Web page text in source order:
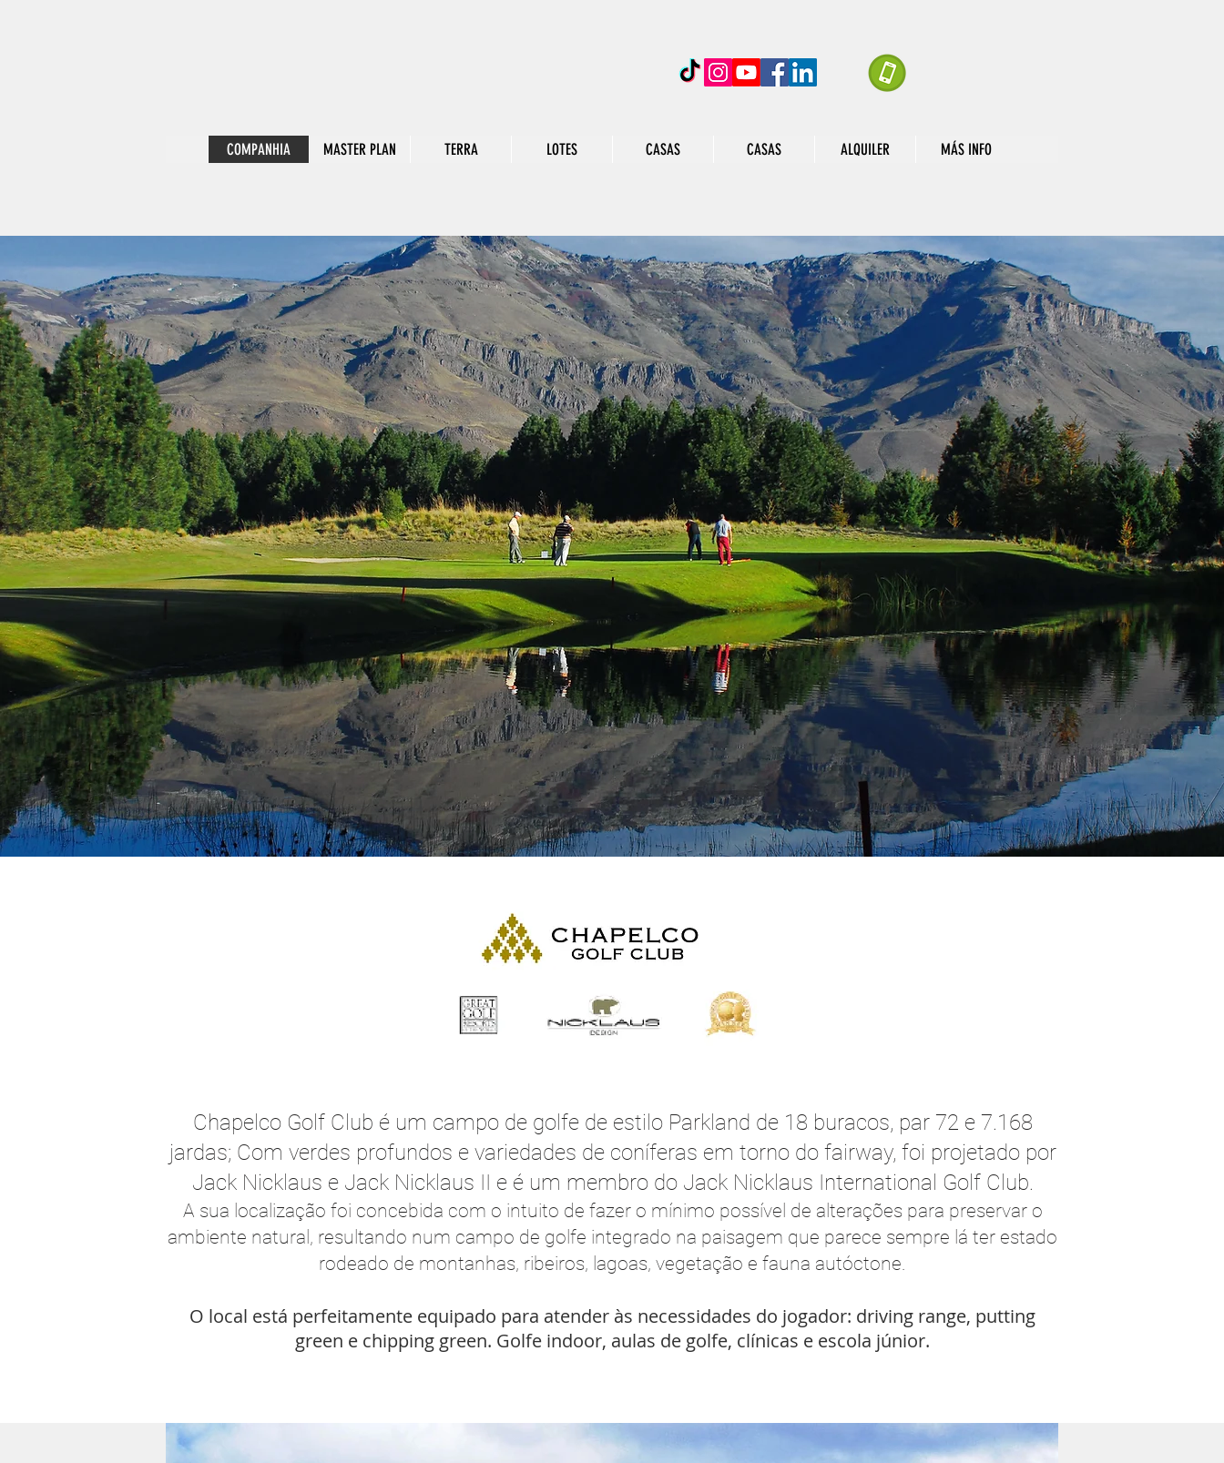
COMPANHIA MASTER PLAN TERRA LOTES CASAS CASAS ALQUILER MÁS INFO
Chapelco Golf Club é um campo de golfe de estilo Parkland de 18 buracos, par 72 e 7.168
jardas; Com verdes profundos e variedades de coníferas em torno do fairway, foi projetado por
Jack Nicklaus e Jack Nicklaus II e é um membro do Jack Nicklaus International Golf Club.
A sua localização foi concebida com o intuito de fazer o mínimo possível de alterações para preservar o
ambiente natural, resultando num campo de golfe integrado na paisagem que parece sempre lá ter estado
rodeado de montanhas, ribeiros, lagoas, vegetação e fauna autóctone.
O local está perfeitamente equipado para atender às necessidades do jogador: driving range, putting
green e chipping green. Golfe indoor, aulas de golfe, clínicas e escola júnior.